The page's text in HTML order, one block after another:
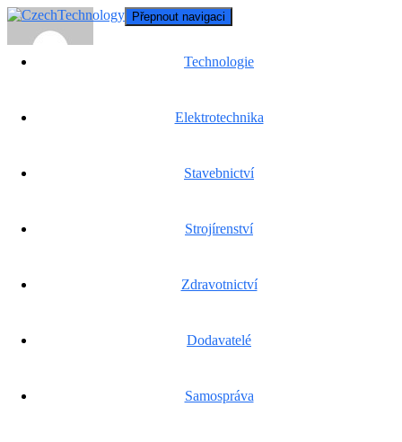
Přepnout navigaci
Technologie
Elektrotechnika
Stavebnictví
Strojírenství
Zdravotnictví
Dodavatelé
Samospráva
Oleksandra Lyalyk
Stavebnictví
firma, která dům našich snů postaví. Pokud už se nemůžete dočkat,